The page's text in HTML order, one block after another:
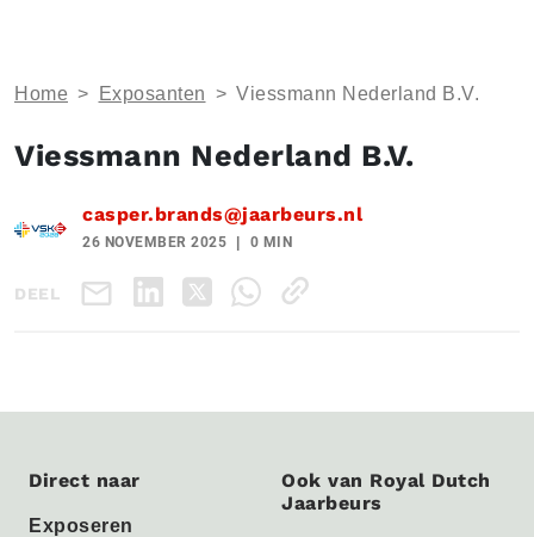
Home > Exposanten > Viessmann Nederland B.V.
Viessmann Nederland B.V.
casper.brands@jaarbeurs.nl
26 NOVEMBER 2025 0 MIN
DEEL
Direct naar
Exposeren
Ook van Royal Dutch
Jaarbeurs